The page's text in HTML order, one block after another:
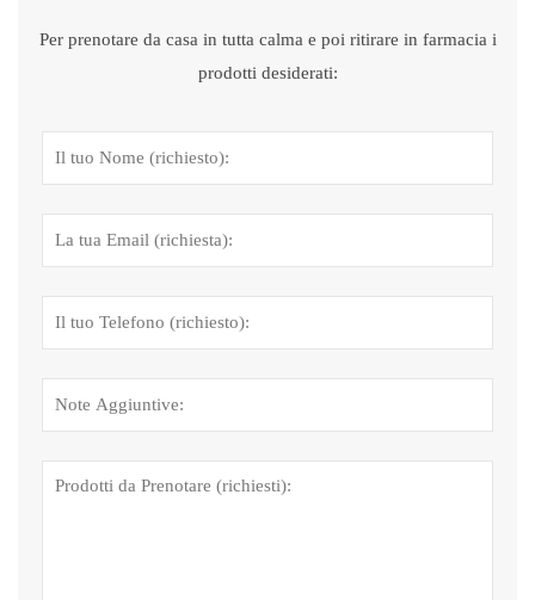
Per prenotare da casa in tutta calma e poi ritirare in farmacia i
prodotti desiderati: